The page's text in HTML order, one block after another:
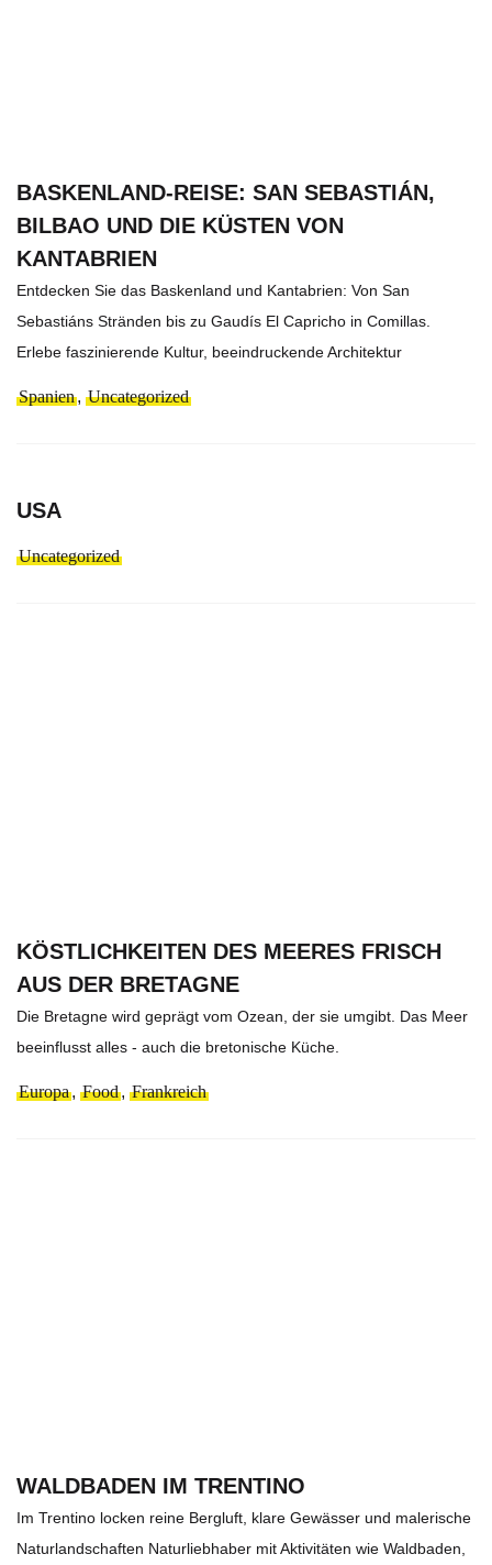
BASKENLAND-REISE: SAN SEBASTIÁN,
BILBAO UND DIE KÜSTEN VON
KANTABRIEN
Entdecken Sie das Baskenland und Kantabrien: Von San
Sebastiáns Stränden bis zu Gaudís El Capricho in Comillas.
Erlebe faszinierende Kultur, beeindruckende Architektur
Spanien, Uncategorized
USA
Uncategorized
KÖSTLICHKEITEN DES MEERES FRISCH
AUS DER BRETAGNE
Die Bretagne wird geprägt vom Ozean, der sie umgibt. Das Meer
beeinflusst alles - auch die bretonische Küche.
Europa, Food, Frankreich
WALDBADEN IM TRENTINO
Im Trentino locken reine Bergluft, klare Gewässer und malerische
Naturlandschaften Naturliebhaber mit Aktivitäten wie Waldbaden,